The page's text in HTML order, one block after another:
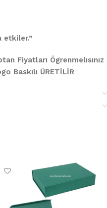
etkiler.”
Fiyatları Ögrenmelısınız
Baskılı ÜRETİLİR